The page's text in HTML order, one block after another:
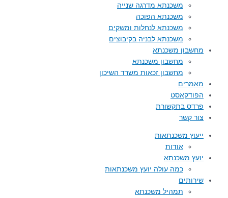
משכנתא מדרגה שנייה
משכנתא הפוכה
משכנתא לנחלות ומשקים
משכנתא לבניה בקיבוצים
מחשבון משכנתא
מחשבון משכנתא
מחשבון זכאות משרד השיכון
מאמרים
הפודקאסט
פרדס בתקשורת
צור קשר
ייעוץ משכנתאות
אודות
יועץ משכנתא
כמה עולה יועץ משכנתאות
שירותים
תמהיל משכנתא